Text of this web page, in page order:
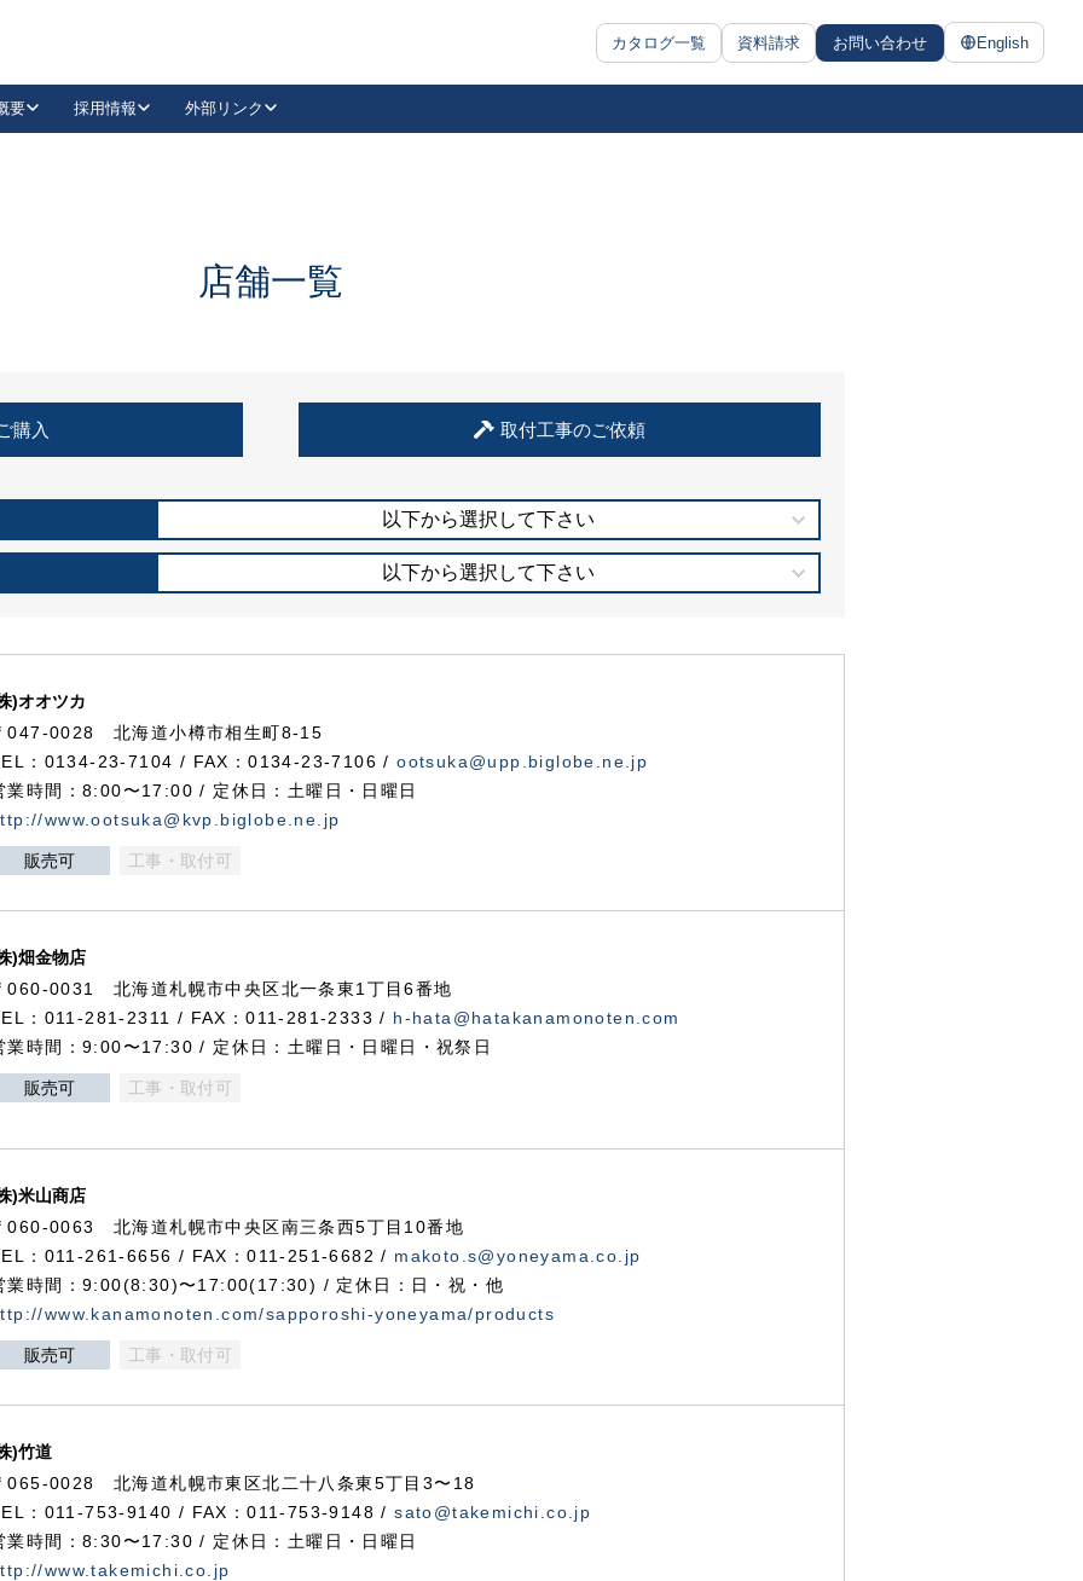
カタログ一覧 資料請求 お問い合わせ English
抗ウイルス・抗菌製品
要 採用情報 外部リンク
LinkedIn
住宅使用部材標準化推進協議会
店舗一覧
購入 取付工事のご依頼
以下から選択して下さい
以下から選択して下さい
)オオツカ
047-0028 北海道小樽市相生町8-15
：0134-23-7104 / FAX：0134-23-7106 /ootsuka@upp.biglobe.ne.jp
業時間：8:00〜17:00 / 定休日：土曜日・日曜日
www.ootsuka@kvp.biglobe.ne.jp
販売可 工事・取付可
)畑金物店
060-0031 北海道札幌市中央区北一条東1丁目6番地
：011-281-2311 / FAX：011-281-2333 / h-hata@hatakanamonoten.com
業時間：9:00〜17:30 / 定休日：土曜日・日曜日・祝祭日
販売可 工事・取付可
)米山商店
060-0063 北海道札幌市中央区南三条西5丁目10番地
：011-261-6656 / FAX：011-251-6682 / makoto.s@yoneyama.co.jp
業時間：9:00(8:30)〜17:00(17:30) / 定休日：日・祝・他
www.kanamonoten.com/sapporoshi-yoneyama/products
販売可 工事・取付可
)竹道
065-0028 北海道札幌市東区北二十八条東5丁目3〜18
：011-753-9140 / FAX：011-753-9148 /sato@takemichi.co.jp
業時間：8:30〜17:30 / 定休日：土曜日・日曜日
www.takemichi.co.jp